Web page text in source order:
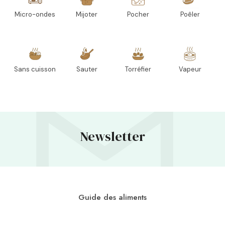
Micro-ondes Mijoter Pocher Poêler
Sans cuisson Sauter Torréfier Vapeur
Newsletter
Guide des aliments